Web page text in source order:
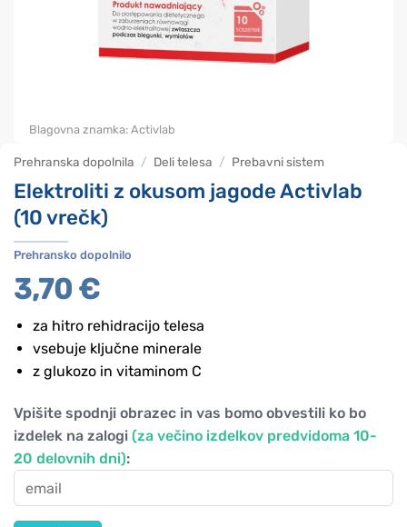
Prehranska dopolnila / Deli telesa / Prebavni sistem
Elektroliti z okusom jagode Activlab
(10 vrečk)
Prehransko dopolnilo
3,70 €
za hitro rehidracijo telesa
vsebuje ključne minerale
z glukozo in vitaminom C
Vpišite spodnji obrazec in vas bomo obvestili ko bo
izdelek na zalogi (za večino izdelkov predvidoma 10-
20 delovnih dni):
Blagovna znamka: Activlab